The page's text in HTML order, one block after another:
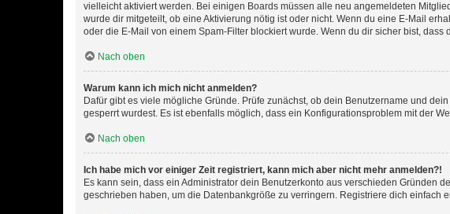
vielleicht aktiviert werden. Bei einigen Boards müssen alle neu angemeldeten
wurde dir mitgeteilt, ob eine Aktivierung nötig ist oder nicht. Wenn du eine E-Mail
oder die E-Mail von einem Spam-Filter blockiert wurde. Wenn du dir sicher bist,
Nach oben
Warum kann ich mich nicht anmelden?
Dafür gibt es viele mögliche Gründe. Prüfe zunächst, ob dein Benutzername und
gesperrt wurdest. Es ist ebenfalls möglich, dass ein Konfigurationsproblem mit der
Nach oben
Ich habe mich vor einiger Zeit registriert, kann mich aber nicht mehr anmelden?!
Es kann sein, dass ein Administrator dein Benutzerkonto aus verschieden Gründen
geschrieben haben, um die Datenbankgröße zu verringern. Registriere dich einfach